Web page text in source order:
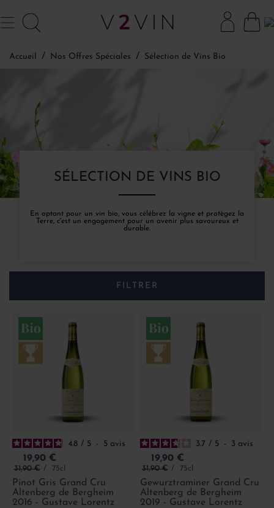
Accueil Nos Offres Spéciales Sélection de Vins Bio
SÉLECTION DE VINS BIO
En optant pour un vin bio, vous célébrez la vigne et protègez la
Terre, c'est un engagement pour un avenir plus savoureux et
durable.
FILTRER
4.8 / 5 - 5 avis
Prix
19,90 €
Prix de base
31,90 € 75cl
Pinot Gris Grand Cru
Altenberg de Bergheim
2016 - Gustave Lorentz
3.7 / 5 - 3 avis
Prix
19,90 €
Prix de base
31,90 € 75cl
Gewurztraminer Grand Cru
Altenberg de Bergheim
2019 - Gustave Lorentz